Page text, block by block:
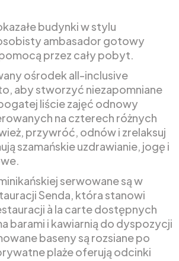
budynki w stylu
ambasador gotowy
przez cały pobyt.
ośrodek all-inclusive
aby stworzyć niezapomniane
liście zajęć odnowy
na czterech różnych
przywróć, odnów i zrelaksuj
szamańskie uzdrawianie, jogę i
serwowane są w
Senda, która stanowi
à la carte dostępnych
barami i kawiarnią do dyspozycji
baseny są rozsiane po
plaże oferują odcinki